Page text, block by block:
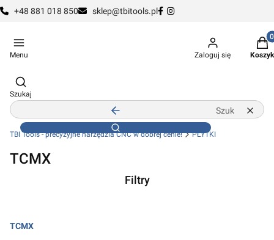
+48 881 018 850 sklep@tbitools.pl
Menu Zaloguj się Koszyk
Otwórz wyszukiwarkę
Szukaj
Zamknij wyszukiwarkę
Szukaj
TBI Tools - precyzyjne narzędzia CNC w dobrej cenie! PŁYTKI
TCMX
Filtry
TCMX